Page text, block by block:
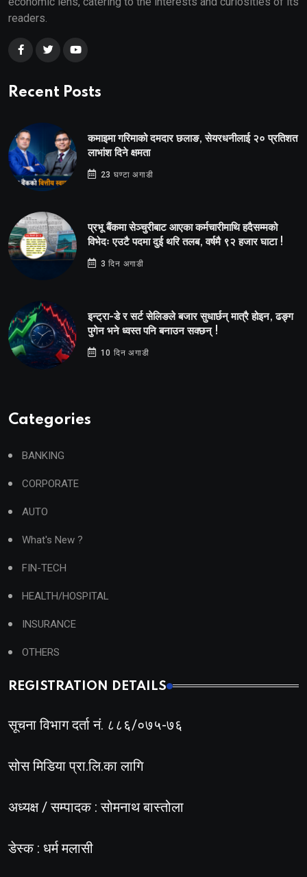
readers.
Recent Posts
कमाइमा गरिमाको दमदार छलाङ, सेयरधनीलाई २० प्रतिशत
लाभांश दिने क्षमता
23 घण्टा अगाडी
प्रभू बैंकमा सेञ्चुरीबाट आएका कर्मचारीमाथि हदैसम्मको
विभेदः एउटै पदमा दुई थरि तलब, वर्षमै ९२ हजार घाटा !
3 दिन अगाडी
इन्ट्रा-डे र सर्ट सेलिङले बजार सुधार्छन् मात्रै होइन, ढङ्ग
पुगेन भने ध्वस्त पनि बनाउन सक्छन् !
10 दिन अगाडी
Categories
BANKING
CORPORATE
AUTO
What's New ?
FIN-TECH
HEALTH/HOSPITAL
INSURANCE
OTHERS
REGISTRATION DETAILS
सूचना विभाग दर्ता नं. ८८६/०७५-७६
सोस मिडिया प्रा.लि.का लागि
अध्यक्ष / सम्पादक : सोमनाथ बास्तोला
डेस्क : धर्म मलासी